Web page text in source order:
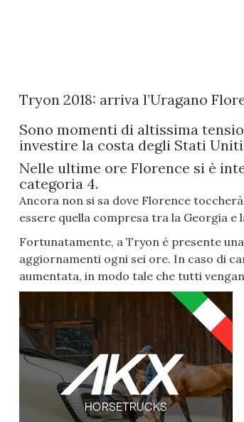
Tryon 2018: arriva l’Uragano
Sono momenti di altissima
investire la costa degli Stati
Nelle ultime ore Florence si è
categoria 4.
Ancora non si sa dove Florence
essere quella compresa tra la Georgia
Fortunatamente, a Tryon è presente
aggiornamenti ogni sei ore. In caso di
aumentata, in modo tale che tutti